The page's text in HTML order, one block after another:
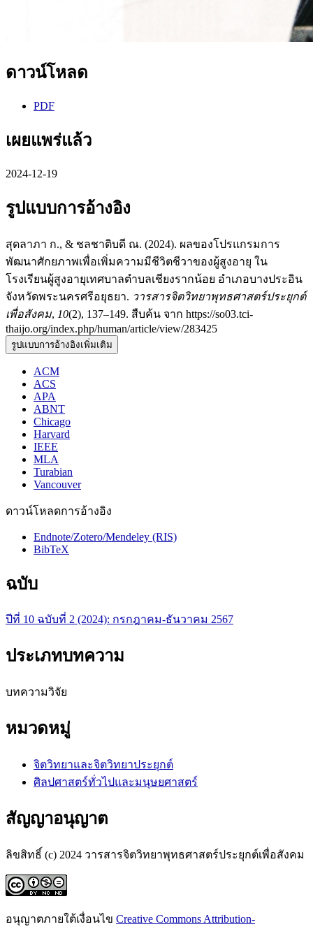
ดาวน์โหลด
PDF
เผยแพร่แล้ว
2024-12-19
รูปแบบการอ้างอิง
สุดลาภา ก., & ชลชาติบดี ณ. (2024). ผลของโปรแกรมการ
พัฒนาศักยภาพเพื่อเพิ่มความมีชีวิตชีวาของผู้สูงอายุ ใน
โรงเรียนผู้สูงอายุเทศบาลตำบลเชียงรากน้อย อำเภอบางประอิน
จังหวัดพระนครศรีอยุธยา. วารสารจิตวิทยาพุทธศาสตร์ประยุกต์
เพื่อสังคม, 10(2), 137–149. สืบค้น จาก https://so03.tci-
thaijo.org/index.php/human/article/view/283425
รูปแบบการอ้างอิงเพิ่มเติม
ACM
ACS
APA
ABNT
Chicago
Harvard
IEEE
MLA
Turabian
Vancouver
ดาวน์โหลดการอ้างอิง
Endnote/Zotero/Mendeley (RIS)
BibTeX
ฉบับ
ปีที่ 10 ฉบับที่ 2 (2024): กรกฎาคม-ธันวาคม 2567
ประเภทบทความ
บทความวิจัย
หมวดหมู่
จิตวิทยาและจิตวิทยาประยุกต์
ศิลปศาสตร์ทั่วไปและมนุษยศาสตร์
สัญญาอนุญาต
ลิขสิทธิ์ (c) 2024 วารสารจิตวิทยาพุทธศาสตร์ประยุกต์เพื่อสังคม
อนุญาตภายใต้เงื่อนไข Creative Commons Attribution-